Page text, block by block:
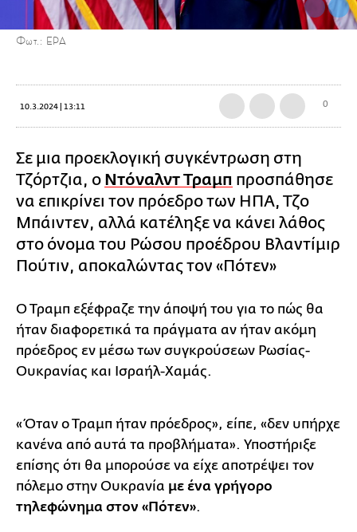
Φωτ.: EPA
10.3.2024 | 13:11 0
Σε μια προεκλογική συγκέντρωση στη
Τζόρτζια, ο Ντόναλντ Τραμπ προσπάθησε
να επικρίνει τον πρόεδρο των ΗΠΑ, Τζο
Μπάιντεν, αλλά κατέληξε να κάνει λάθος
στο όνομα του Ρώσου προέδρου Βλαντίμιρ
Πούτιν, αποκαλώντας τον «Πότεν»
Ο Τραμπ εξέφραζε την άποψή του για το πώς θα
ήταν διαφορετικά τα πράγματα αν ήταν ακόμη
πρόεδρος εν μέσω των συγκρούσεων Ρωσίας-
Ουκρανίας και Ισραήλ-Χαμάς.
«Όταν ο Τραμπ ήταν πρόεδρος», είπε, «δεν υπήρχε
κανένα από αυτά τα προβλήματα». Υποστήριξε
επίσης ότι θα μπορούσε να είχε αποτρέψει τον
πόλεμο στην Ουκρανία με ένα γρήγορο
τηλεφώνημα στον «Πότεν».